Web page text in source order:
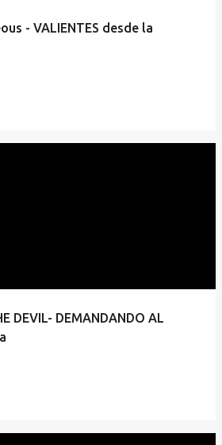
- VALIENTES desde la
DEVIL- DEMANDANDO AL